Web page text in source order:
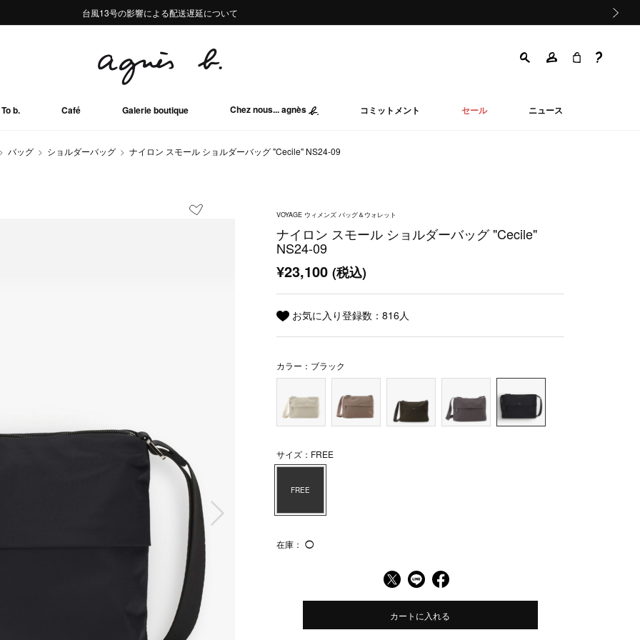
熊本地域地震の影響による配送遅延について
Summer Sale 2buy10%OFF!!
台風13号の影響による配送遅延について
熊本地域地震の影響による配送遅延について
Summer Sale 2buy10%OFF!!
To b. Café Galerie boutique Chez nous... agnès コミットメント セール ニュース
バッグ ショルダーバッグ ナイロン スモール ショルダーバッグ "Cecile" NS24-09
VOYAGE ウィメンズ バッグ＆ウォレット
ナイロン スモール ショルダーバッグ "Cecile"
NS24-09
¥23,100(税込)
お気に入り登録数：816人
カラー：ブラック
サイズ：FREE
FREE
在庫： ◯
カートに入れる